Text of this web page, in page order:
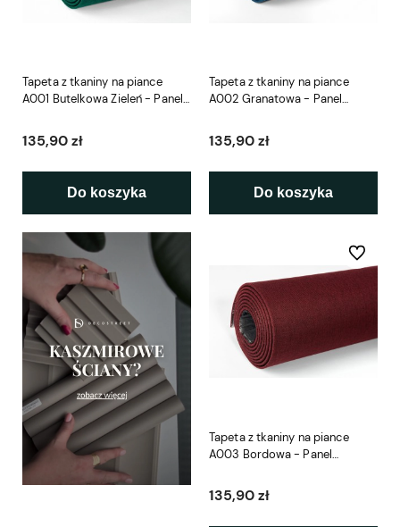
Tapeta z tkaniny na piance
A001 Butelkowa Zieleń - Panel
135,90 zł
Do koszyka
Tapeta z tkaniny na piance
A002 Granatowa - Panel
135,90 zł
Do koszyka
Tapeta z tkaniny na piance
A003 Bordowa - Panel
135,90 zł
Do